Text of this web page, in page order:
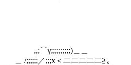
＿＿
＜二二二二二≧｡